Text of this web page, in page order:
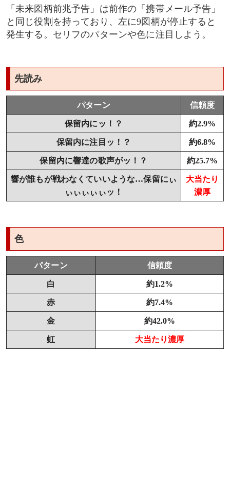
「未来図柄前兆予告」は前作の「携帯メール予告」
と同じ役割を持っており、左に9図柄が停止すると
発生する。セリフのパターンや色に注目しよう。
先読み
パターン 信頼度
保留内にッ！？ 約2.9%
保留内に注目ッ！？ 約6.8%
保留内に響達の歌声がッ！？ 約25.7%
響が誰もが戦わなくていいような…保留にぃ
ぃぃぃぃぃッ！
大当たり
濃厚
色
パターン 信頼度
白 約1.2%
赤 約7.4%
金 約42.0%
虹 大当たり濃厚